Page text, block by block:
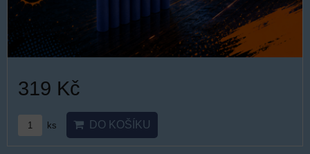
319 Kč
ks DO KOŠÍKU